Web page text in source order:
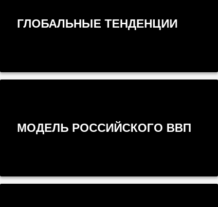
ГЛОБАЛЬНЫЕ ТЕНДЕНЦИИ
МОДЕЛЬ РОССИЙСКОГО ВВП